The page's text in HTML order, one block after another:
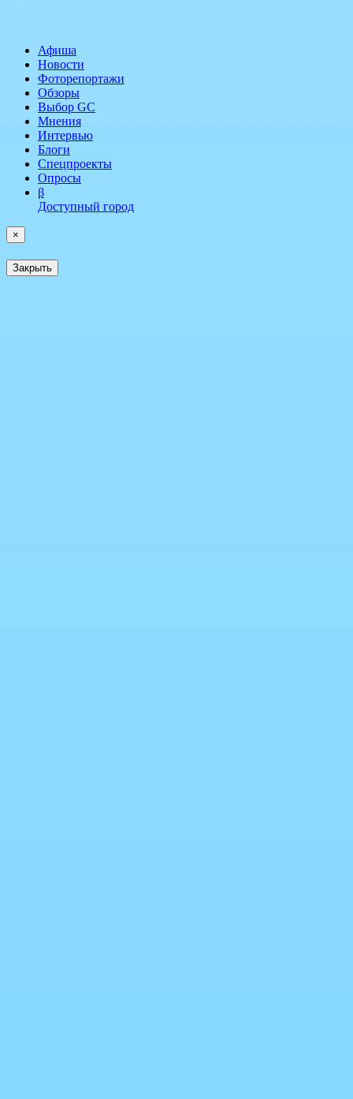
Афиша
Новости
Фоторепортажи
Обзоры
Выбор GC
Мнения
Интервью
Блоги
Спецпроекты
Опросы
β
Доступный город
×
Закрыть